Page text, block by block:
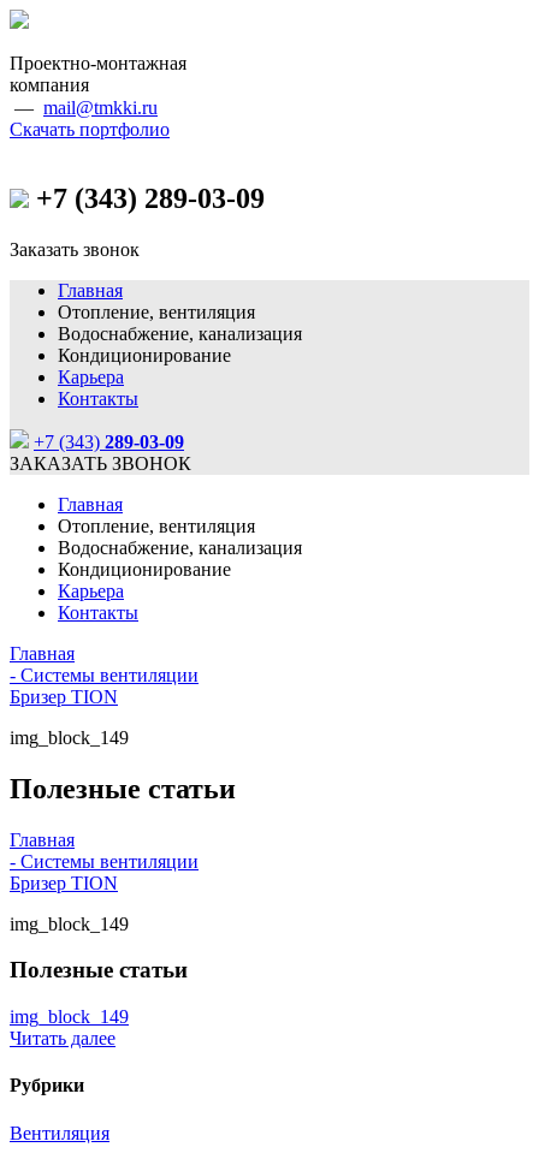
Проектно-монтажная
компания
— mail@tmkki.ru
Скачать портфолио
+7 (343) 289-03-09
Заказать звонок
Главная
Отопление, вентиляция
Водоснабжение, канализация
Кондиционирование
Карьера
Контакты
+7 (343) 289-03-09
ЗАКАЗАТЬ ЗВОНОК
Главная
Отопление, вентиляция
Водоснабжение, канализация
Кондиционирование
Карьера
Контакты
Главная
- Системы вентиляции
Бризер TION
img_block_149
Полезные статьи
Главная
- Системы вентиляции
Бризер TION
img_block_149
Полезные статьи
img_block_149
Читать далее
Рубрики
Вентиляция